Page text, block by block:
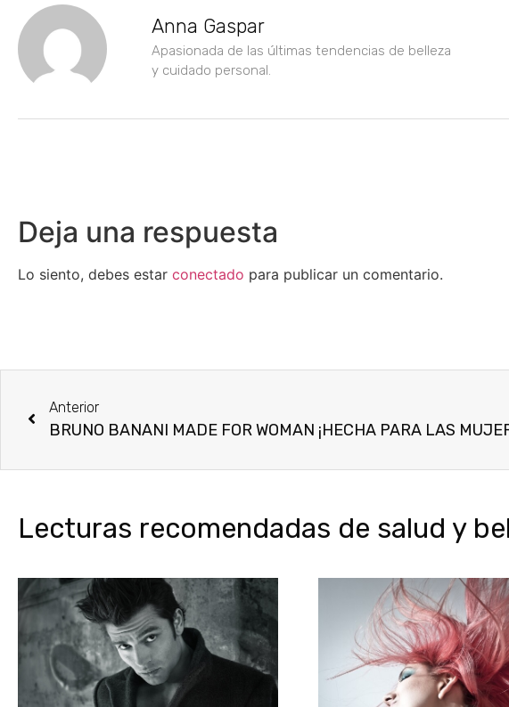
Anna Gaspar
Apasionada de las últimas tendencias de belleza
y cuidado personal.
Deja una respuesta
Lo siento, debes estar conectado para publicar un comentario.
Anterior
BRUNO BANANI MADE FOR WOMAN ¡HECHA PARA LAS
Lecturas recomendadas de salud y